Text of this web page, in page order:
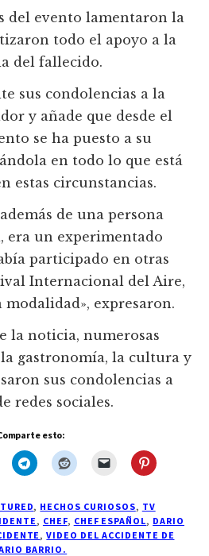
del evento lamentaron la
todo el apoyo a la
del fallecido.
sus condolencias a la
y añade que desde el
se ha puesto a su
en todo lo que está
estas circunstancias.
de una persona
era un experimentado
participado en otras
Internacional del Aire,
expresaron.
la noticia, numerosas
gastronomía, la cultura y
sus condolencias a
redes sociales.
esto:
, HECHOS CURIOSOS, TV
, CHEF, CHEF ESPAÑOL, DARIO
,VIDEO DEL ACCIDENTE DE
BARRIO.